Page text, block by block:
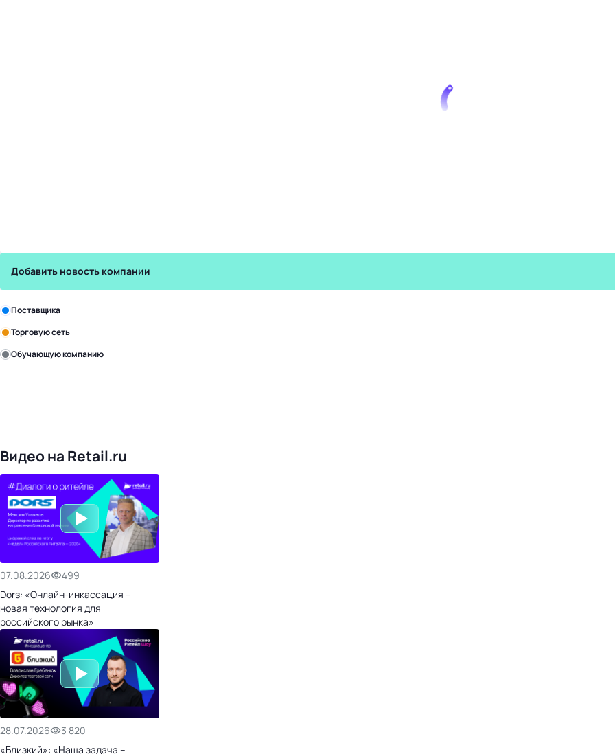
Добавить новость компании
Зарегистрируйте в бизнес-центре:
Поставщика
Торговую сеть
Обучающую компанию
Видео на Retail.ru
07.08.2026
499
Dors: «Онлайн-инкассация –
новая технология для
российского рынка»
28.07.2026
3 820
«Близкий»: «Наша задача –